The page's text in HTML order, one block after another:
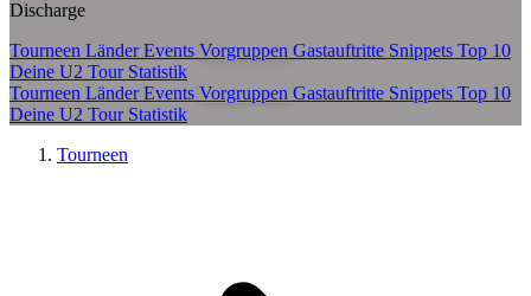
Discharge
Tourneen LänderEvents Vorgruppen Gastauftritte Snippets Top 10
Deine U2 Tour Statistik
Tourneen LänderEvents Vorgruppen Gastauftritte Snippets Top 10
Deine U2 Tour Statistik
Tourneen